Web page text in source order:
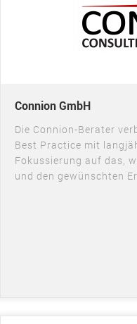
Connion GmbH
Die Connion-Berater
Best Practice mit
Fokussierung auf das,
und den gewünschten